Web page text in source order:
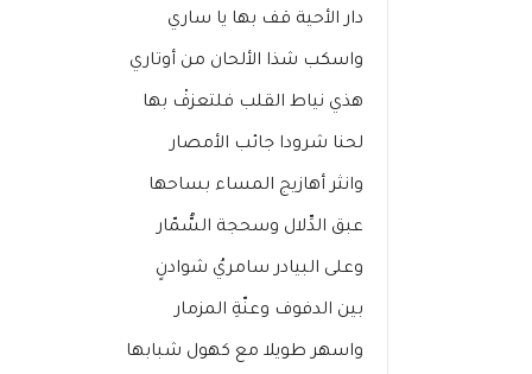
دار الأحية قف بها يا ساري
واسكب شذا الألحان من أوتاري
هذي نياط القلب فلتعزفْ بها
لحنا شرودا جائب الأمصار
وانثر أهازيج المساء بساحها
عبق الدِّلال وسحجة السُّمّار
وعلى البيادر سامريُ شوادنٍ
بين الدفوف وعنّةِ المزمار
واسهر طويلا مع كهول شبابها